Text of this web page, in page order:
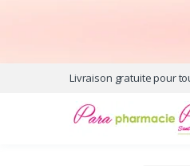
Livraison gratuite pour